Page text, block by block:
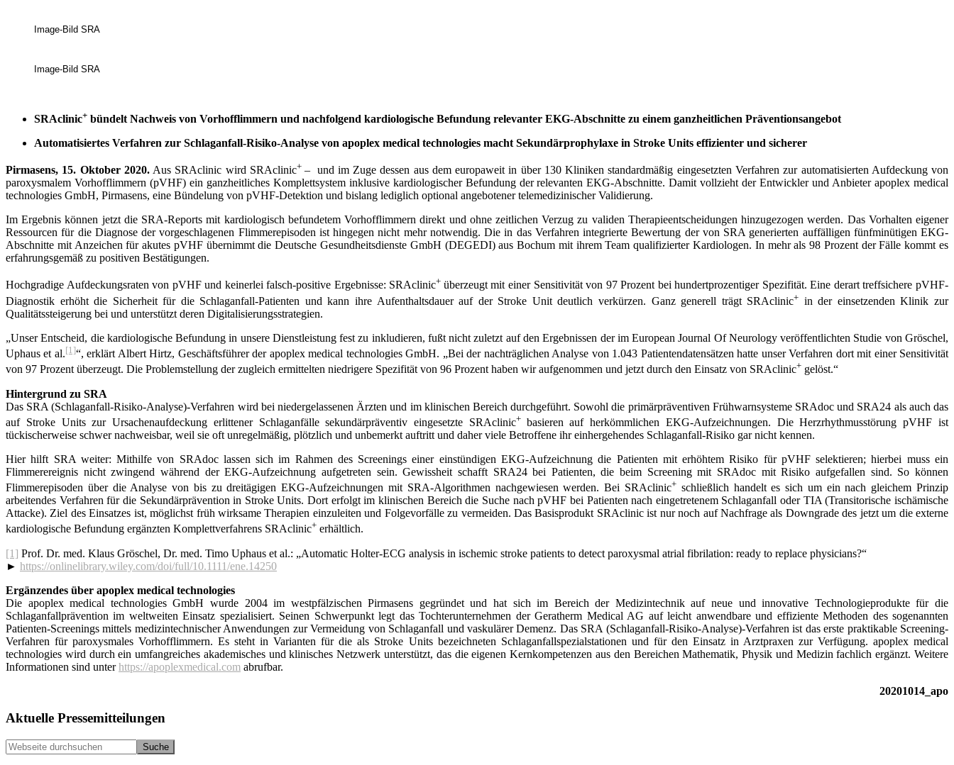
Image-Bild SRA
Image-Bild SRA
SRAclinic+ bündelt Nachweis von Vorhofflimmern und nachfolgend kardiologische Befundung relevanter EKG-Abschnitte zu einem ganzheitlichen Präventionsangebot
Automatisiertes Verfahren zur Schlaganfall-Risiko-Analyse von apoplex medical technologies macht Sekundärprophylaxe in Stroke Units effizienter und sicherer
Pirmasens, 15. Oktober 2020.Aus SRAclinic wird SRAclinic+ – und im Zuge dessen aus dem europaweit in über 130 Kliniken standardmäßig eingesetzten Verfahren zur automatisierten Aufdeckung von
paroxysmalem Vorhofflimmern (pVHF) ein ganzheitliches Komplettsystem inklusive kardiologischer Befundung der relevanten EKG-Abschnitte. Damit vollzieht der Entwickler und Anbieter apoplex medical
technologies GmbH, Pirmasens, eine Bündelung von pVHF-Detektion und bislang lediglich optional angebotener telemedizinischer Validierung.
Im Ergebnis können jetzt die SRA-Reports mit kardiologisch befundetem Vorhofflimmern direkt und ohne zeitlichen Verzug zu validen Therapieentscheidun­gen hinzugezogen werden. Das Vorhalten eigener
Ressourcen für die Diagnose der vorgeschlagenen Flimmerepisoden ist hingegen nicht mehr notwendig. Die in das Verfahren integrierte Bewertung der von SRA generierten auffälligen fünfminütigen EKG-
Abschnitte mit Anzeichen für akutes pVHF übernimmt die Deutsche Gesund­heitsdienste GmbH (DEGEDI) aus Bochum mit ihrem Team qualifizierter Kardiologen. In mehr als 98 Prozent der Fälle kommt es
erfahrungsgemäß zu positiven Bestätigungen.
Hochgradige Aufdeckungsraten von pVHF und keinerlei falsch-positive Ergebnisse: SRAclinic+ überzeugt mit einer Sensitivität von 97 Prozent bei hundert­prozentiger Spezifität. Eine derart treffsichere pVHF-
Diagnostik erhöht die Sicher­heit für die Schlaganfall-Patienten und kann ihre Aufenthaltsdauer auf der Stroke Unit deutlich verkürzen. Ganz generell trägt SRAclinic+ in der einsetzenden Klinik zur
Qualitätssteigerung bei und unterstützt deren Digitalisierungsstrategien.
„Unser Entscheid, die kardiologische Befundung in unsere Dienstleistung fest zu inkludieren, fußt nicht zuletzt auf den Ergebnissen der im European Journal Of Neurology veröffentlichten Studie von Gröschel,
Uphaus et al.[1]“, erklärt Albert Hirtz, Geschäftsführer der apoplex medical technologies GmbH. „Bei der nachträglichen Analyse von 1.043 Patientendatensätzen hatte unser Verfahren dort mit einer Sensitivität
von 97 Prozent überzeugt. Die Problemstellung der zugleich ermittelten niedrigere Spezifität von 96 Prozent haben wir aufgenommen und jetzt durch den Einsatz von SRAclinic+ gelöst.“
Hintergrund zu SRA
Das SRA (Schlaganfall-Risiko-Analyse)-Verfahren wird bei niedergelassenen Ärzten und im klinischen Bereich durchgeführt. Sowohl die primärpräventiven Frühwarnsysteme SRAdoc und SRA24 als auch das
auf Stroke Units zur Ursachenaufdeckung erlittener Schlaganfälle sekundärpräventiv eingesetzte SRAclinic+ basieren auf herkömmlichen EKG-Aufzeichnungen. Die Herzrhythmus­störung pVHF ist
tückischerweise schwer nachweisbar, weil sie oft unregelmäßig, plötzlich und unbemerkt auftritt und daher viele Betroffene ihr einhergehendes Schlaganfall-Risiko gar nicht kennen.
Hier hilft SRA weiter: Mithilfe von SRAdoc lassen sich im Rahmen des Screenings einer einstündigen EKG-Aufzeichnung die Patienten mit erhöhtem Risiko für pVHF selektieren; hierbei muss ein
Flimmerereignis nicht zwingend während der EKG-Aufzeichnung aufgetreten sein. Gewissheit schafft SRA24 bei Patienten, die beim Screening mit SRAdoc mit Risiko aufgefallen sind. So können
Flimmerepisoden über die Analyse von bis zu dreitägigen EKG-Aufzeichnungen mit SRA-Algorithmen nachgewiesen werden. Bei SRAclinic+schließlich handelt es sich um ein nach gleichem Prinzip
arbeitendes Verfahren für die Sekundärprävention in Stroke Units. Dort erfolgt im klinischen Bereich die Suche nach pVHF bei Patienten nach eingetretenem Schlaganfall oder TIA (Transitorische ischämische
Attacke). Ziel des Einsatzes ist, möglichst früh wirksame Therapien einzuleiten und Folge­vorfälle zu vermeiden. Das Basisprodukt SRAclinic ist nur noch auf Nachfrage als Downgrade des jetzt um die externe
kardiologische Befundung ergänzten Komplett­verfahrens SRAclinic+ erhältlich.
[1] Prof. Dr. med. Klaus Gröschel, Dr. med. Timo Uphaus et al.: „Automatic Holter-ECG analysis in ischemic stroke patients to detect paroxysmal atrial fibrilation: ready to replace physicians?“
► https://onlinelibrary.wiley.com/doi/full/10.1111/ene.14250
Ergänzendes über apoplex medical technologies
Die apoplex medical technologies GmbH wurde 2004 im westpfälzischen Pirmasens gegrün­det und hat sich im Bereich der Medizintechnik auf neue und innovative Technologieprodukte für die
Schlaganfallprävention im weltweiten Einsatz spezialisiert. Seinen Schwerpunkt legt das Tochterunternehmen der Geratherm Medical AG auf leicht anwendbare und effiziente Methoden des sogenannten
Patienten-Screenings mittels medizintechnischer Anwendungen zur Vermeidung von Schlaganfall und vaskulärer Demenz. Das SRA (Schlaganfall-Risiko-Analyse)-Verfahren ist das erste praktikable Screening-
Verfahren für paroxysmales Vorhof­flimmern. Es steht in Varianten für die als Stroke Units bezeichneten Schlaganfallspezial­stationen und für den Einsatz in Arztpraxen zur Verfügung. apoplex medical
technologies wird durch ein umfangreiches akademisches und klinisches Netzwerk unterstützt, das die eigenen Kernkompetenzen aus den Bereichen Mathematik, Physik und Medizin fachlich ergänzt. Weitere
Informationen sind unterhttps://apoplexmedical.com abrufbar.
20201014_apo
Seitenspalte
Aktuelle Pressemitteilungen
Webseite
durchsuchen